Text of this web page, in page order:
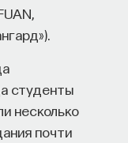
студенты
несколько
почти